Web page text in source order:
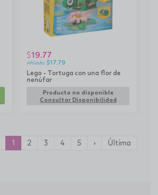
Lego - Tortuga con una flor de
nenúfar
$19.77
$17.79
Producto no disponible
Consultar Disponibilidad
1 2 3 4 5 › Última